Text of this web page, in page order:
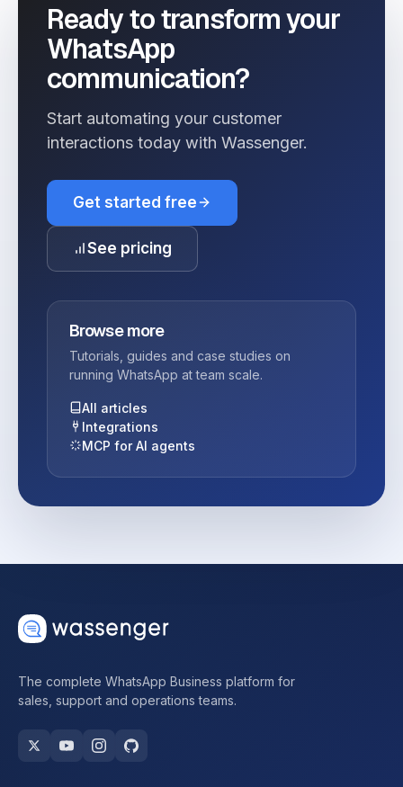
Ready to transform your
WhatsApp
communication?
Start automating your customer
interactions today with Wassenger.
Get started free
See pricing
Browse more
Tutorials, guides and case studies on
running WhatsApp at team scale.
All articles
Integrations
MCP for AI agents
The complete WhatsApp Business platform for
sales, support and operations teams.